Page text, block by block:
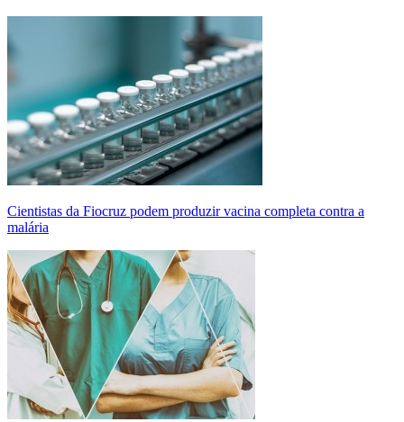
Cientistas da Fiocruz podem produzir vacina completa contra a
malária